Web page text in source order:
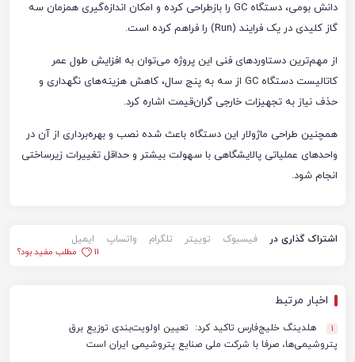
دانش بومی، دستگاه GC را بازطراحی کرده و امکان اندازه‌گیری همزمان سه
گاز کلیدی در یک فرایند (Run) را فراهم کرده است.
از مهم‌ترین دستاوردهای فنی این پروژه می‌توان به افزایش طول عمر
کاتالیست دستگاه GC از سه به پنج سال، کاهش هزینه‌های نگهداری و
حذف نیاز به تجهیزات خارجی گران‌قیمت اشاره کرد.
همچنین طراحی ماژولار این دستگاه باعث شده نصب و بهره‌برداری از آن در
واحدهای عملیاتی پالایشگاهی با سهولت بیشتر و حداقل تغییرات زیرساختی
انجام شود.
اشتراک گذاری در فیسبوک توییتر تلگرام واتساپ
ایمیل
11
مطلب مفید بود؟
اخبار مرتبط
1
هلدینگ خلیج‌فارس تاکید کرد: تعیین اولویت‌بندی توزیع برق
پتروشیمی‌ها، صرفا با شرکت ملی صنایع پتروشیمی ایران است